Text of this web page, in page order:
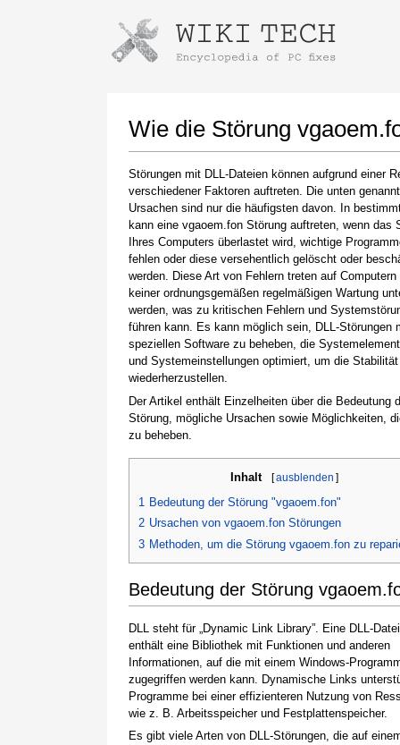
Wie die Störung
Störungen mit DLL-Dateien können aufgrund einer
verschiedener Faktoren auftreten. Die unten
Ursachen sind nur die häufigsten davon. In
kann eine vgaoem.fon Störung auftreten, wenn das
Ihres Computers überlastet wird, wichtige
fehlen oder diese versehentlich gelöscht oder
werden. Diese Art von Fehlern treten auf
keiner ordnungsgemäßen regelmäßigen Wartung
werden, was zu kritischen Fehlern und
führen kann. Es kann möglich sein, DLL-Störungen
speziellen Software zu beheben, die
und Systemeinstellungen optimiert, um die Stabilität
wiederherzustellen.
Der Artikel enthält Einzelheiten über die Bedeutung
Störung, mögliche Ursachen sowie Möglichkeiten,
zu beheben.
Inhalt [ausblenden ]
1 Bedeutung der Störung "vgaoem.fon"
2 Ursachen von vgaoem.fon Störungen
3 Methoden, um die Störung vgaoem.fon zu
Bedeutung der Störung
DLL steht für „Dynamic Link Library”. Eine DLL-
enthält eine Bibliothek mit Funktionen und anderen
Informationen, auf die mit einem Windows-
zugegriffen werden kann. Dynamische Links
Programme bei einer effizienteren Nutzung von
wie z. B. Arbeitsspeicher und Festplattenspeicher.
Es gibt viele Arten von DLL-Störungen, die auf
Anweisungen zum Herunterladen
Klicken Sie nach Abschluss des Downloads auf
den Link zur heruntergeladenen Datei